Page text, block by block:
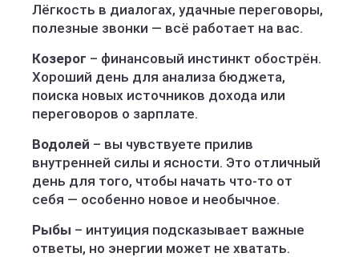
Лёгкость в диалогах, удачные переговоры,
полезные звонки — всё работает на вас.
Козерог – финансовый инстинкт обострён.
Хороший день для анализа бюджета,
поиска новых источников дохода или
переговоров о зарплате.
Водолей – вы чувствуете прилив
внутренней силы и ясности. Это отличный
день для того, чтобы начать что-то от
себя — особенно новое и необычное.
Рыбы – интуиция подсказывает важные
ответы, но энергии может не хватать.